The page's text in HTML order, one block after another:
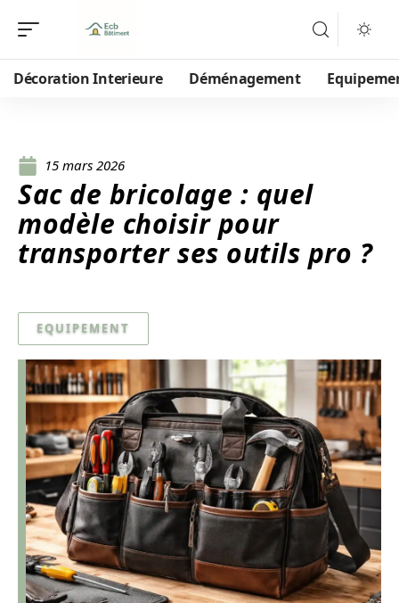
Décoration Interieure Déménagement
15 mars 2026
Sac de bricolage : quel
modèle choisir pour
transporter ses outils pro ?
EQUIPEMENT